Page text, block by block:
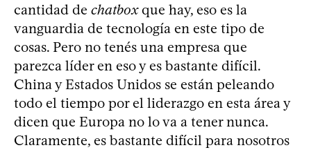
cantidad de chatboxque hay, eso es la
vanguardia de tecnología en este tipo de
cosas. Pero no tenés una empresa que
parezca líder en eso y es bastante difícil.
China y Estados Unidos se están peleando
todo el tiempo por el liderazgo en esta área y
dicen que Europa no lo va a tener nunca.
Claramente, es bastante difícil para nosotros